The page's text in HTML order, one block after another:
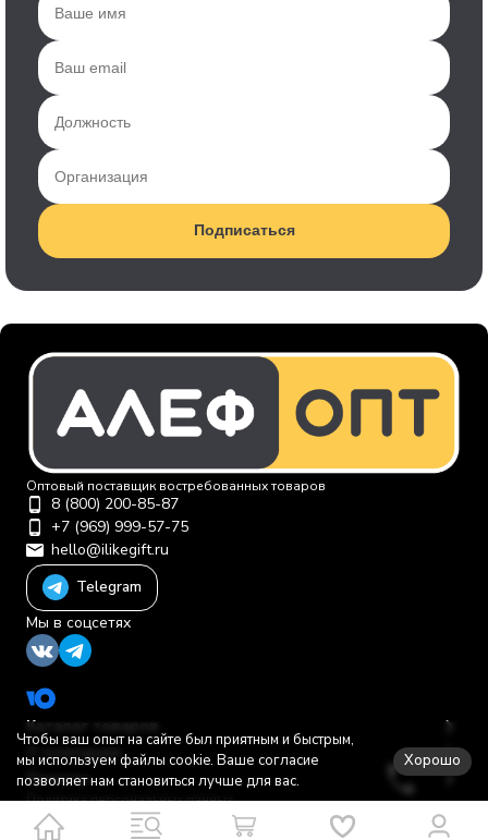
Подписаться
Оптовый поставщик востребованных товаров
8 (800) 200-85-87
+7 (969) 999-57-75
hello@ilikegift.ru
Telegram
Мы в соцсетях
Каталог товаров
О компании
Помощь
Политика персональных данных
© 2012-2026 ООО "Первая торговая компания"
Чтобы ваш опыт на сайте был приятным и быстрым,
мы используем файлы cookie. Ваше согласие
позволяет нам становиться лучше для вас.
Хорошо